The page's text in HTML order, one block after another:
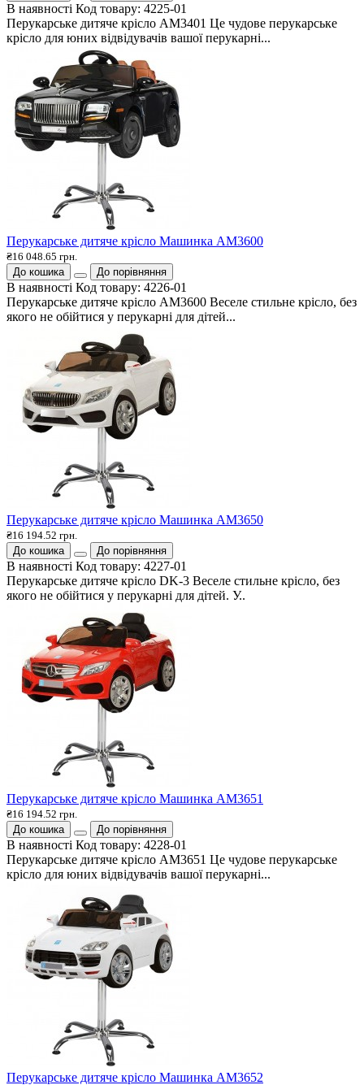
В наявності Код товару: 4225-01
Перукарське дитяче крісло АМ3401 Це чудове перукарське
крісло для юних відвідувачів вашої перукарні...
Перукарське дитяче крісло Машинка АМ3600
₴16 048.65 грн.
До кошика
До порівняння
В наявності Код товару: 4226-01
Перукарське дитяче крісло АМ3600 Веселе стильне крісло, без
якого не обійтися у перукарні для дітей...
Перукарське дитяче крісло Машинка АМ3650
₴16 194.52 грн.
До кошика
До порівняння
В наявності Код товару: 4227-01
Перукарське дитяче крісло DK-3 Веселе стильне крісло, без
якого не обійтися у перукарні для дітей. У..
Перукарське дитяче крісло Машинка АМ3651
₴16 194.52 грн.
До кошика
До порівняння
В наявності Код товару: 4228-01
Перукарське дитяче крісло АМ3651 Це чудове перукарське
крісло для юних відвідувачів вашої перукарні...
Перукарське дитяче крісло Машинка АМ3652